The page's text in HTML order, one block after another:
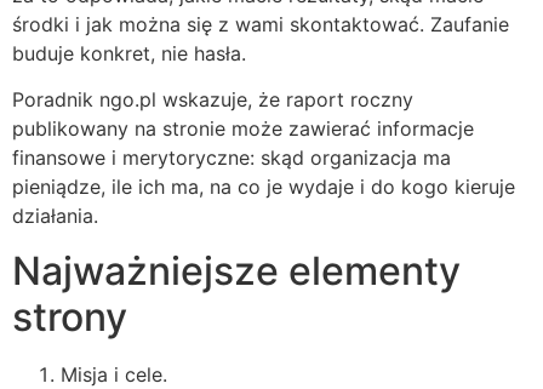
środki i jak można się z wami skontaktować. Zaufanie
buduje konkret, nie hasła.
Poradnik ngo.pl wskazuje, że raport roczny
publikowany na stronie może zawierać informacje
finansowe i merytoryczne: skąd organizacja ma
pieniądze, ile ich ma, na co je wydaje i do kogo kieruje
działania.
Najważniejsze elementy
strony
Misja i cele.